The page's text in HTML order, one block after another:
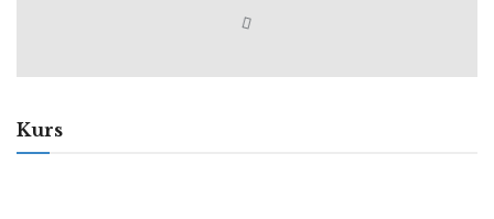
Kurs